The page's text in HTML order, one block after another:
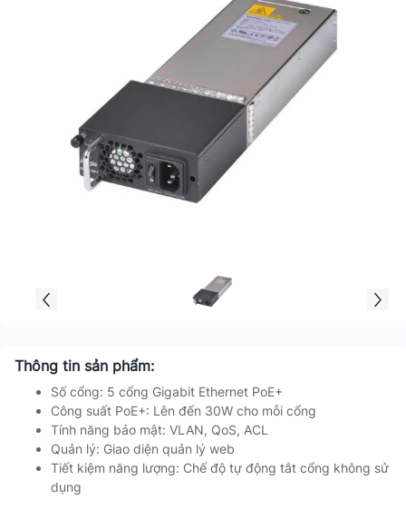
Thông tin sản phẩm:
Số cổng: 5 cổng Gigabit Ethernet PoE+
Công suất PoE+: Lên đến 30W cho mỗi cổng
Tính năng bảo mật: VLAN, QoS, ACL
Quản lý: Giao diện quản lý web
Tiết kiệm năng lượng: Chế độ tự động tắt cổng không sử
dụng